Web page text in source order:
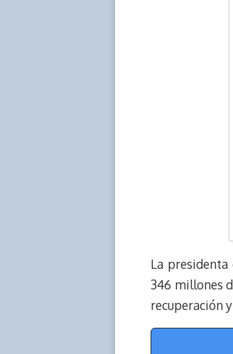
La presidenta
346 millones
recuperación